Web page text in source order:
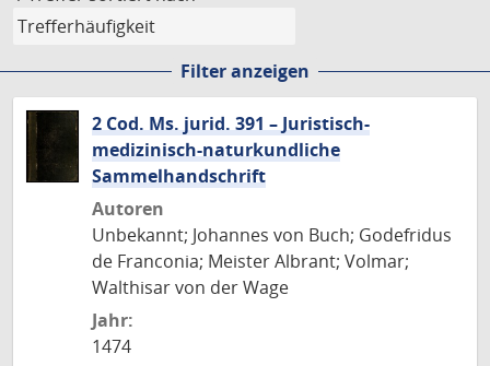
Filter anzeigen
2 Cod. Ms. jurid. 391 – Juristisch-
medizinisch-naturkundliche
Sammelhandschrift
Autoren
Unbekannt; Johannes von Buch; Godefridus
de Franconia; Meister Albrant; Volmar;
Walthisar von der Wage
Jahr:
1474